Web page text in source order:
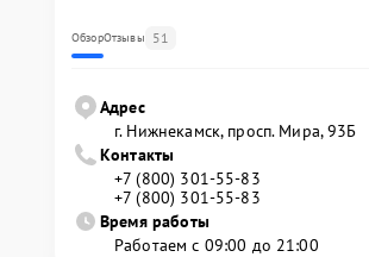
ОбзорОтзывы 51
Адрес
г. Нижнекамск, просп. Мира, 93Б
Контакты
+7 (800) 301-55-83
+7 (800) 301-55-83
Время работы
Работаем с 09:00 до 21:00